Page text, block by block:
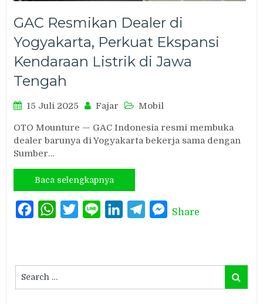
GAC Resmikan Dealer di
Yogyakarta, Perkuat Ekspansi
Kendaraan Listrik di Jawa
Tengah
15 Juli 2025 Fajar Mobil
OTO Mounture — GAC Indonesia resmi membuka
dealer barunya di Yogyakarta bekerja sama dengan
Sumber…
Baca selengkapnya
FacebookWhatsAppTwitterLine LinkedInTelegramMessenger
Share
for:
Search